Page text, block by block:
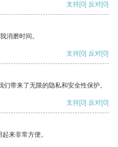
支持[0] 反对[0]
消磨时间。
支持[0] 反对[0]
带来了无限的隐私和安全性保护。
支持[0] 反对[0]
来非常方便。